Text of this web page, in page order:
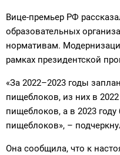
Вице-премьер РФ
образовательных
нормативам.
рамках президентской
«За 2022–2023 годы
пищеблоков, из них в
пищеблоков, а в 2023
пищеблоков», –
Она сообщила, что к